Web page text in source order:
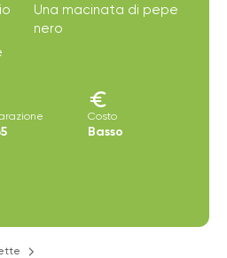
Una macinata di pepe
nero
euro
Costo
Basso